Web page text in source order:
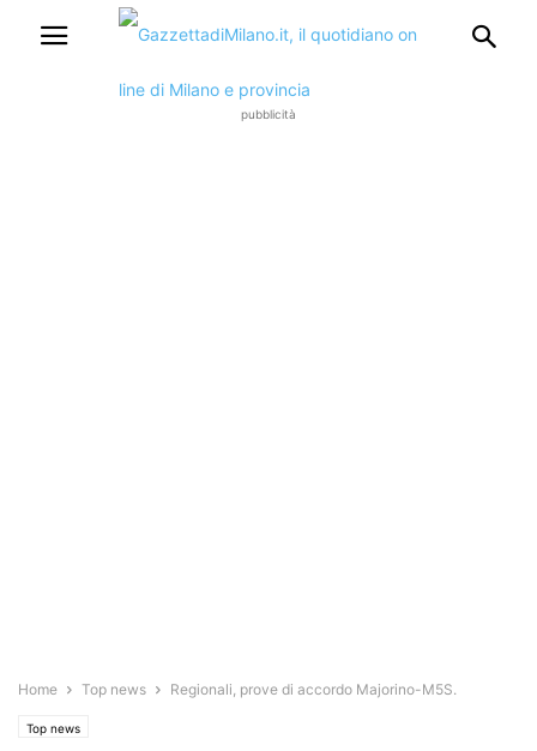
pubblicità
Home Top news Regionali, prove di accordo Majorino-M5S.
Top news